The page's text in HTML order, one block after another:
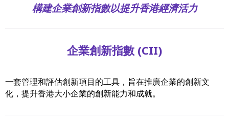
構建企業創新指數以提升香港經濟活力
企業創新指數 (CII)
一套管理和評估創新項目的工具，旨在推廣企業的創新文
化，提升香港大小企業的創新能力和成就。